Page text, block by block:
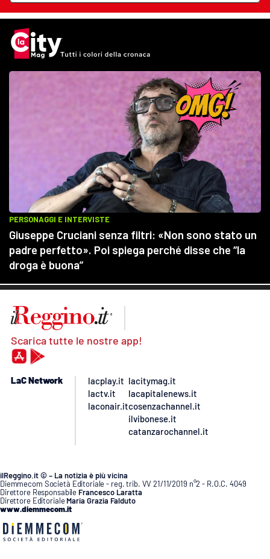
Scarica tutte le nostre app!
LaC Network
lacplay.it
lactv.it
laconair.it
lacitymag.it
lacapitalenews.it
cosenzachannel.it
ilvibonese.it
catanzarochannel.it
ilReggino.it © – La notizia è più vicina
Diemmecom Società Editoriale - reg. trib. VV 21/11/2019 n°2 - R.O.C. 4049
Direttore Responsabile Francesco Laratta
Direttore Editoriale Maria Grazia Falduto
www.diemmecom.it